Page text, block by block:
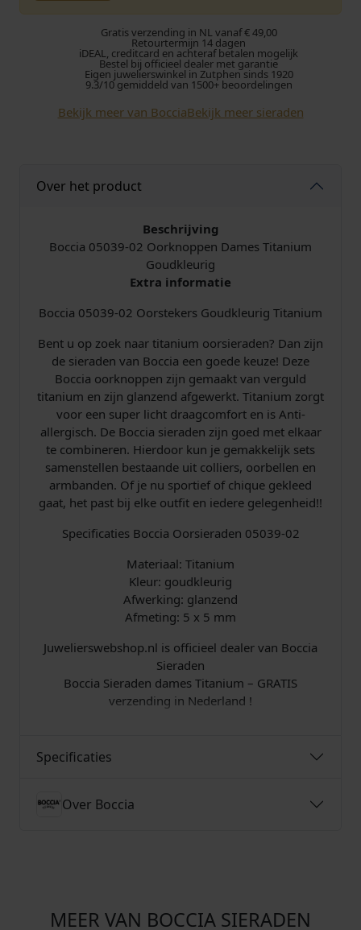
r
o
n
k
i
j
k
e
p
r
i
j
s
w
a
s
:
€
g
e
p
r
i
:
€
4
9
,
5
Gratis verzending in NL vanaf € 49,00
Retourtermijn 14 dagen
iDEAL, creditcard en achteraf betalen mogelijk
Bestel bij officieel dealer met garantie
Eigen juwelierswinkel in Zutphen sinds 1920
9.3/10 gemiddeld van 1500+ beoordelingen
Bekijk meer van BocciaBekijk meer sieraden
Over het product
Beschrijving
Boccia 05039-02 Oorknoppen Dames Titanium
Goudkleurig
Extra informatie
Boccia 05039-02 Oorstekers Goudkleurig Titanium
Bent u op zoek naar titanium oorsieraden? Dan zijn
de sieraden van Boccia een goede keuze! Deze
Boccia oorknoppen zijn gemaakt van verguld
titanium en zijn glanzend afgewerkt. Titanium zorgt
voor een super licht draagcomfort en is Anti-
allergisch. De Boccia sieraden zijn goed met elkaar
te combineren. Hierdoor kun je gemakkelijk sets
samenstellen bestaande uit colliers, oorbellen en
armbanden. Of je nu sportief of chique gekleed
gaat, het past bij elke outfit en iedere gelegenheid!!
Specificaties Boccia Oorsieraden 05039-02
Materiaal: Titanium
Kleur: goudkleurig
Afwerking: glanzend
Afmeting: 5 x 5 mm
Juwelierswebshop.nl is officieel dealer van Boccia
Sieraden
Boccia Sieraden dames Titanium – GRATIS
verzending in Nederland !
Specificaties
Over Boccia
MEER VAN BOCCIA SIERADEN